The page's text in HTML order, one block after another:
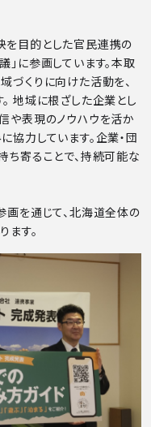
を目的とした官民連携の
に参画しています。本取
づくりに向けた活動を、
地域に根ざした企業とし
や表現のノウハウを活か
協力しています。企業・団
ち寄ることで、持続可能な
画を通じて、北海道全体の
ます。